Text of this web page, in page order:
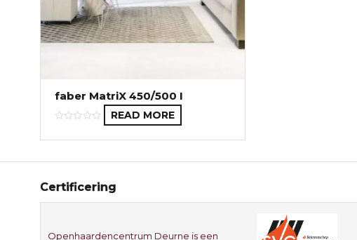
faber MatriX 450/500 I
READ MORE
Certificering
Openhaardencentrum Deurne is een